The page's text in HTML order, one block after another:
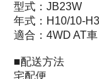
型式：JB23W
年式：H10/10-
適合：4WD AT
■配送方法
宅配便